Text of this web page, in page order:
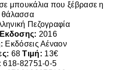
σε μπουκάλια που ξέβρασε η
θάλασσα
Πεζογραφία
2016
Εκδόσεις Αέναον
68Τιμή: 13€
618-82751-0-5